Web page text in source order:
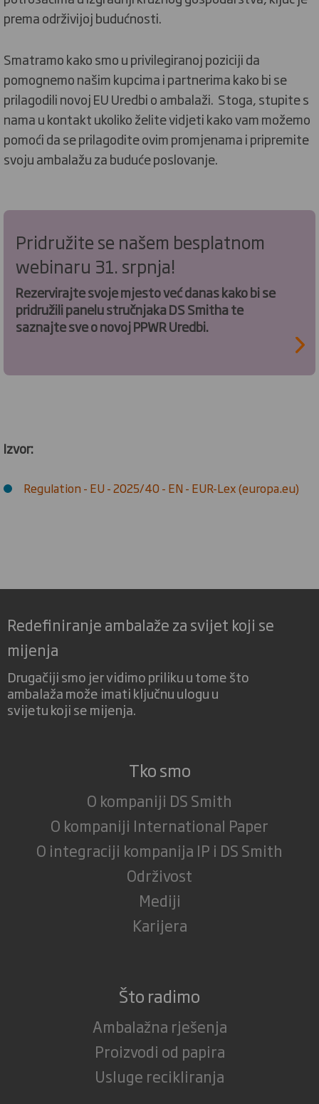
prema održivijoj budućnosti.
Smatramo kako smo u privilegiranoj poziciji da
pomognemo našim kupcima i partnerima kako bi se
prilagodili novoj EU Uredbi o ambalaži. Stoga, stupite s
nama u kontakt ukoliko želite vidjeti kako vam možemo
pomoći da se prilagodite ovim promjenama i pripremite
svoju ambalažu za buduće poslovanje.
Pridružite se našem besplatnom
webinaru 31. srpnja!
Rezervirajte svoje mjesto već danas kako bi se
pridružili panelu stručnjaka DS Smitha te
saznajte sve o novoj PPWR Uredbi.
Izvor:
Regulation - EU - 2025/40 - EN - EUR-Lex (europa.eu)
Redefiniranje ambalaže za svijet koji se
mijenja
Drugačiji smo jer vidimo priliku u tome što
ambalaža može imati ključnu ulogu u
svijetu koji se mijenja.
Tko smo
O kompaniji DS Smith
O kompaniji International Paper
O integraciji kompanija IP i DS Smith
Održivost
Mediji
Karijera
Što radimo
Ambalažna rješenja
Proizvodi od papira
Usluge recikliranja